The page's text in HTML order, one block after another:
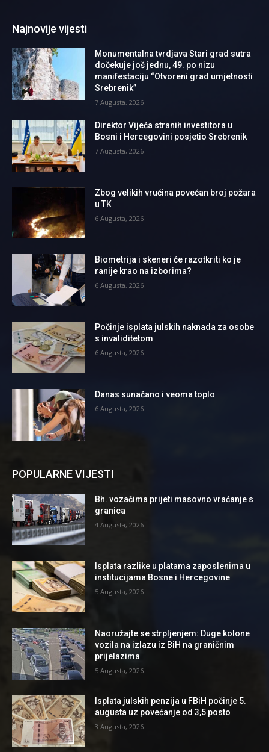
Najnovije vijesti
Monumentalna tvrdjava Stari grad sutra
dočekuje još jednu, 49. po nizu
manifestaciju “Otvoreni grad umjetnosti
Srebrenik”
7 Augusta, 2026
Direktor Vijeća stranih investitora u
Bosni i Hercegovini posjetio Srebrenik
7 Augusta, 2026
Zbog velikih vrućina povećan broj požara
u TK
6 Augusta, 2026
Biometrija i skeneri će razotkriti ko je
ranije krao na izborima?
6 Augusta, 2026
Počinje isplata julskih naknada za osobe
s invaliditetom
6 Augusta, 2026
Danas sunačano i veoma toplo
6 Augusta, 2026
POPULARNE VIJESTI
Bh. vozačima prijeti masovno vraćanje s
granica
4 Augusta, 2026
Isplata razlike u platama zaposlenima u
institucijama Bosne i Hercegovine
5 Augusta, 2026
Naoružajte se strpljenjem: Duge kolone
vozila na izlazu iz BiH na graničnim
prijelazima
5 Augusta, 2026
Isplata julskih penzija u FBiH počinje 5.
augusta uz povećanje od 3,5 posto
3 Augusta, 2026